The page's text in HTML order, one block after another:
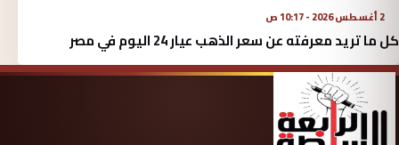
2 أغسطس 2026 - 10:17 ص
كل ما تريد معرفته عن سعر الذهب عيار 24 اليوم في مصر